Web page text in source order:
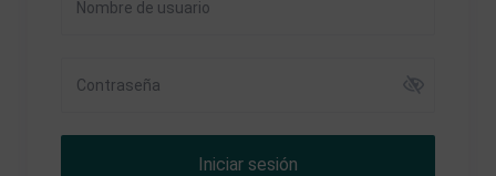
Iniciar sesión